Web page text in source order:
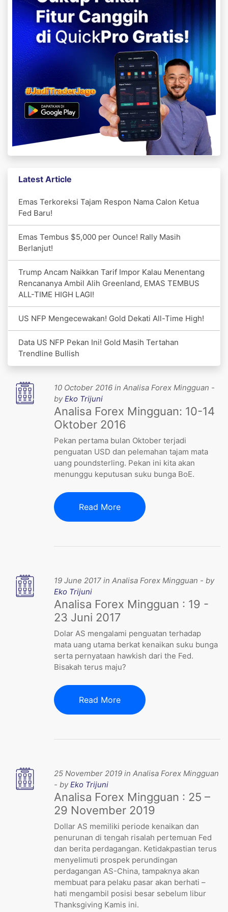
Latest Article
Emas Terkoreksi Tajam Respon Nama Calon Ketua
Fed Baru!
Emas Tembus $5,000 per Ounce! Rally Masih
Berlanjut!
Trump Ancam Naikkan Tarif Impor Kalau Menentang
Rencananya Ambil Alih Greenland, EMAS TEMBUS
ALL-TIME HIGH LAGI!
US NFP Mengecewakan! Gold Dekati All-Time High!
Data US NFP Pekan Ini! Gold Masih Tertahan
Trendline Bullish
10 October 2016 in Analisa Forex Mingguan -
byEko Trijuni
Analisa Forex Mingguan: 10-14
Oktober 2016
Pekan pertama bulan Oktober terjadi
penguatan USD dan pelemahan tajam mata
uang poundsterling. Pekan ini kita akan
menunggu keputusan suku bunga BoE.
Read More
19 June 2017 in Analisa Forex Mingguan - by
Eko Trijuni
Analisa Forex Mingguan : 19 -
23 Juni 2017
Dolar AS mengalami penguatan terhadap
mata uang utama berkat kenaikan suku bunga
serta pernyataan hawkish dari the Fed.
Bisakah terus maju?
Read More
25 November 2019 in Analisa Forex Mingguan
- byEko Trijuni
Analisa Forex Mingguan : 25 –
29 November 2019
Dollar AS memiliki periode kenaikan dan
penurunan di tengah risalah pertemuan Fed
dan berita perdagangan. Ketidakpastian terus
menyelimuti prospek perundingan
perdagangan AS-China, tampaknya akan
membuat para pelaku pasar akan berhati –
hati mengambil posisi besar sebelum libur
Thanksgiving Kamis ini.